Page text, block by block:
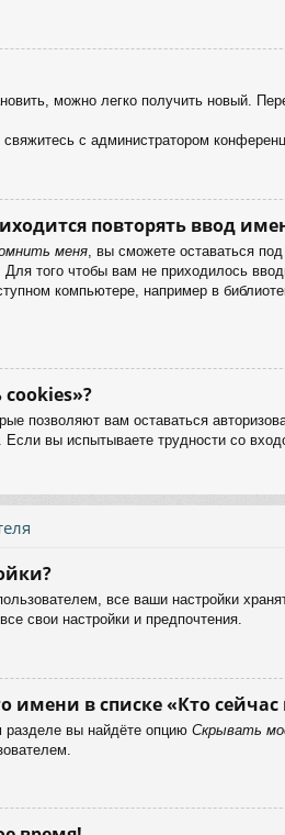
можно легко получить новый.
с администратором
повторять ввод
меня , вы сможете оставаться
Для того чтобы вам не приходилось
компьютере, например в
позволяют вам оставаться
Если вы испытываете трудности со
все ваши настройки
свои настройки и предпочтения.
имени в списке «Кто
разделе вы найдёте опцию Скрывать